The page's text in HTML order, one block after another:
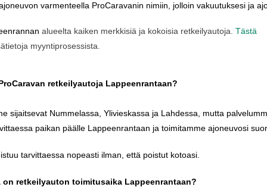
varmenteella ProCaravanin nimiin jolloin vakuutuksesi ja
alueelta kaiken merkkisiä ja kokoisia retkeilyautoja Tästä
myyntiprosessista
retkeilyautoja Lappeenrantaan?
sijaitsevat Nummelassa Ylivieskassa ja Lahdessa mutta
paikan päälle Lappeenrantaan ja toimitamme ajoneuvosi
tarvittaessa nopeasti ilman että poistut kotoasi
on retkeilyauton toimitusaika Lappeenrantaan?